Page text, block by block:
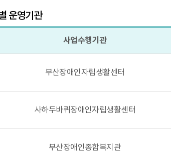
운영기관
사업수행기관
부산장애인자립생활센터
사하두바퀴장애인자립생활센터
부산장애인종합복지관